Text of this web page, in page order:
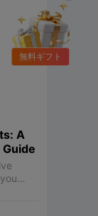
A
無料ギフト